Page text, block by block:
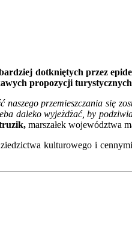
dotkniętych przez
propozycji
przemieszczania się
daleko wyjeżdżać, by
marszałek województwa
kulturowego i